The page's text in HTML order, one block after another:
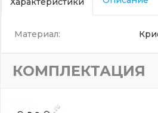
Материал:
КОМПЛЕКТАЦИЯ